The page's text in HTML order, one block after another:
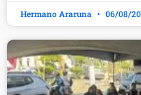
Hermano Araruna 06/08/